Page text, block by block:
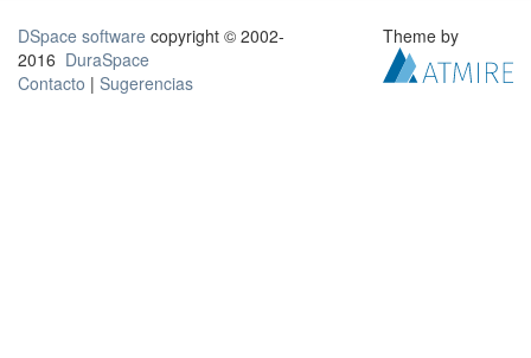
DSpace software copyright © 2002-
2016 DuraSpace
Contacto | Sugerencias
Theme by